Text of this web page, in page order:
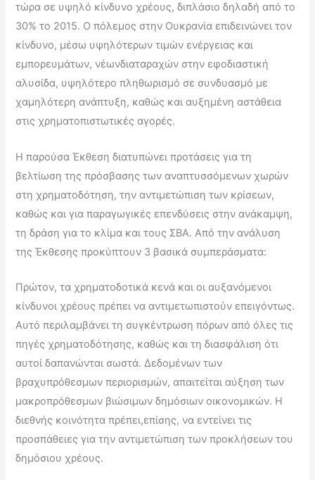
τώρα σε υψηλό κίνδυνο χρέους, διπλάσιο δηλαδή από το
30% το 2015. Ο πόλεμος στην Ουκρανία επιδεινώνει τον
κίνδυνο, μέσω υψηλότερων τιμών ενέργειας και
εμπορευμάτων, νέωνδιαταραχών στην εφοδιαστική
αλυσίδα, υψηλότερο πληθωρισμό σε συνδυασμό με
χαμηλότερη ανάπτυξη, καθώς και αυξημένη αστάθεια
στις χρηματοπιστωτικές αγορές.
Η παρούσα Έκθεση διατυπώνει προτάσεις για τη
βελτίωση της πρόσβασης των αναπτυσσόμενων χωρών
στη χρηματοδότηση, την αντιμετώπιση των κρίσεων,
καθώς και για παραγωγικές επενδύσεις στην ανάκαμψη,
τη δράση για το κλίμα και τους ΣΒΑ. Από την ανάλυση
της Έκθεσης προκύπτουν 3 βασικά συμπεράσματα:
Πρώτον, τα χρηματοδοτικά κενά και οι αυξανόμενοι
κίνδυνοι χρέους πρέπει να αντιμετωπιστούν επειγόντως.
Αυτό περιλαμβάνει τη συγκέντρωση πόρων από όλες τις
πηγές χρηματοδότησης, καθώς και τη διασφάλιση ότι
αυτοί δαπανώνται σωστά. Δεδομένων των
βραχυπρόθεσμων περιορισμών, απαιτείται αύξηση των
μακροπρόθεσμων βιώσιμων δημόσιων οικονομικών. Η
διεθνής κοινότητα πρέπει,επίσης, να εντείνει τις
προσπάθειες για την αντιμετώπιση των προκλήσεων του
δημόσιου χρέους.